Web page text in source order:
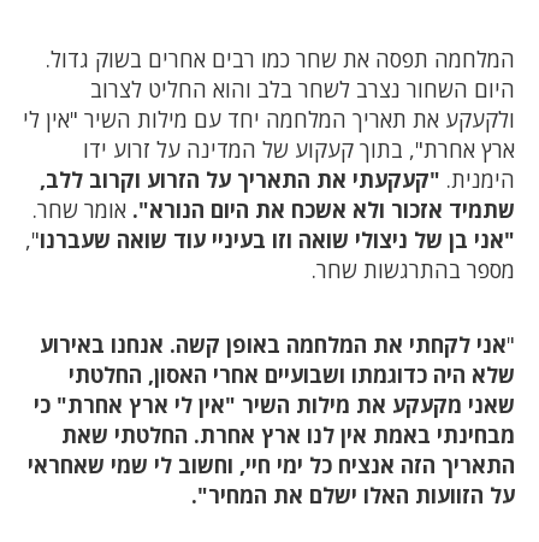
המלחמה תפסה את שחר כמו רבים אחרים בשוק גדול.
היום השחור נצרב לשחר בלב והוא החליט לצרוב
ולקעקע את תאריך המלחמה יחד עם מילות השיר "אין לי
ארץ אחרת", בתוך קעקוע של המדינה על זרוע ידו
הימנית. "קעקעתי את התאריך על הזרוע וקרוב ללב,
שתמיד אזכור ולא אשכח את היום הנורא". אומר שחר.
"אני בן של ניצולי שואה וזו בעיניי עוד שואה שעברנו",
מספר בהתרגשות שחר.
"אני לקחתי את המלחמה באופן קשה. אנחנו באירוע
שלא היה כדוגמתו ושבועיים אחרי האסון, החלטתי
שאני מקעקע את מילות השיר "אין לי ארץ אחרת" כי
מבחינתי באמת אין לנו ארץ אחרת. החלטתי שאת
התאריך הזה אנציח כל ימי חיי, וחשוב לי שמי שאחראי
על הזוועות האלו ישלם את המחיר".